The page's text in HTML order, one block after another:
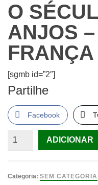
O
ANJOS
FRANÇA
[sgmb id=”2″]
Partilhe
Facebook
Quantidade
século
ADICIONAR
Categoria: SEM CATEGORIA